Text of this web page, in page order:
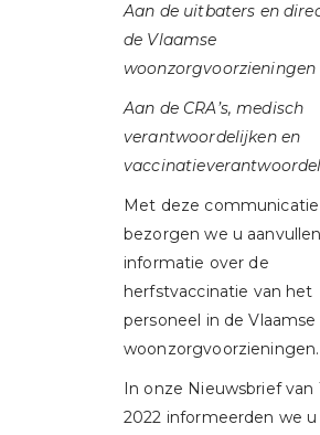
Aan de uitbaters en
de Vlaamse
woonzorgvoorzieningen
Aan de CRA’s, medisch
verantwoordelijken en
Met deze communicatie
bezorgen we u
informatie over de
herfstvaccinatie van het
personeel in de Vlaamse
woonzorgvoorzieningen.
In onze Nieuwsbrief van
2022 informeerden we